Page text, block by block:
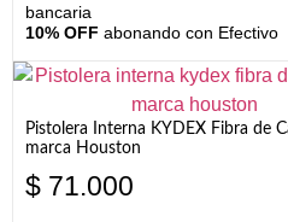
bancaria
10% OFF abonando con Efectivo
Pistolera Interna KYDEX Fibra de
marca Houston
$ 71.000